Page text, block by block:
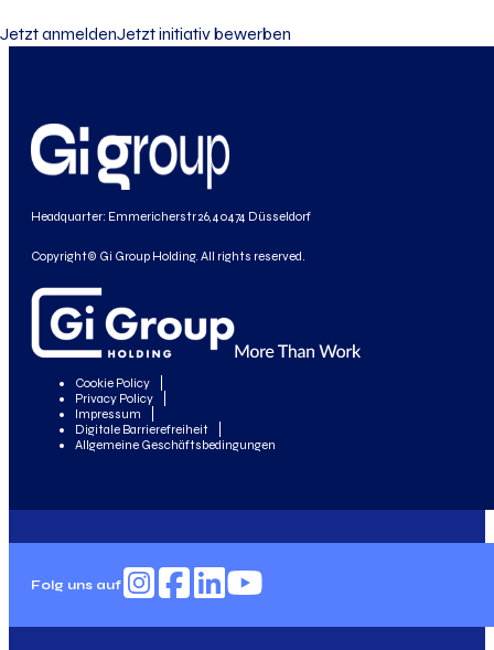
Jetzt anmeldenJetzt initiativ bewerben
Headquarter: Emmericherstr 26, 40474 Düsseldorf
Copyright© Gi Group Holding. All rights reserved.
Cookie Policy
Privacy Policy
Impressum
Digitale Barrierefreiheit
Allgemeine Geschäftsbedingungen
Folg uns auf